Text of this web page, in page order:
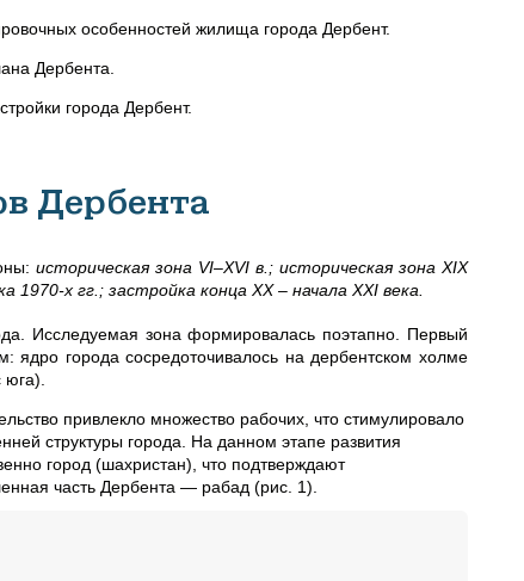
особенностей жилища города Дербент.
Дербента.
города Дербент.
Дербента
историческая зона VI–XVI в.; историческая зона XIX
1970-х гг.; застройка конца XX – начала XXI века.
Исследуемая зона формировалась поэтапно. Первый
ядро города сосредоточивалось на дербентском холме
привлекло множество рабочих, что стимулировало
структуры города. На данном этапе развития
город (шахристан), что подтверждают
часть Дербента — рабад (рис. 1).